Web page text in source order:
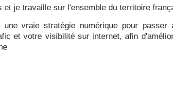
et je travaille sur l'ensemble du territoire
une vraie stratégie numérique pour
et votre visibilité sur internet, afin